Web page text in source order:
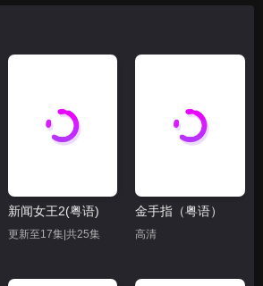
新闻女王2(粤语)
更新至17集|共25集
金手指（粤语）
高清